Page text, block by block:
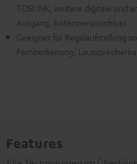
TOSLINK, weitere digitale und
Ausgang, Antennenanschluss
Geeignet für Regalaufstellung
Fernbedienung,
Features